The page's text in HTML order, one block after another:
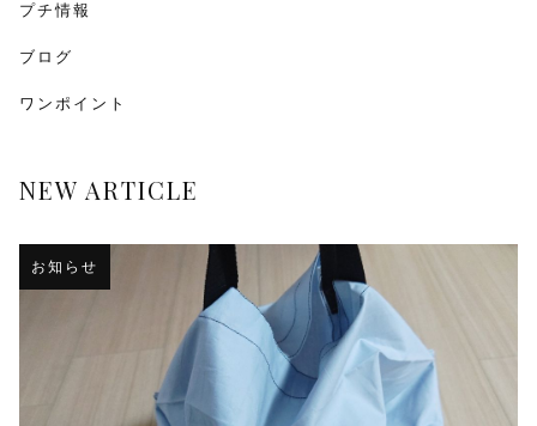
プチ情報
ブログ
ワンポイント
NEW ARTICLE
お知らせ